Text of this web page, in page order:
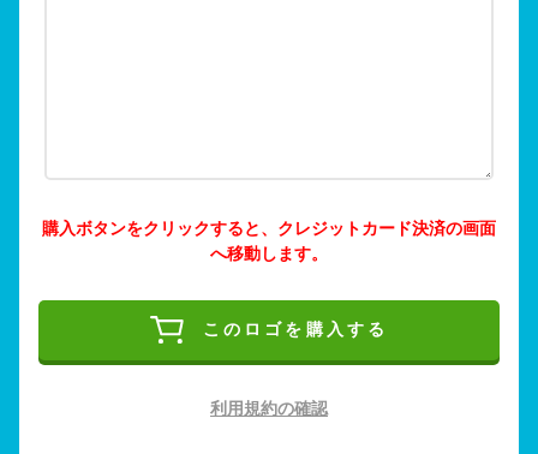
購入ボタンをクリックすると、クレジットカード決済の画面
へ移動します。
このロゴを購入する
利用規約の確認